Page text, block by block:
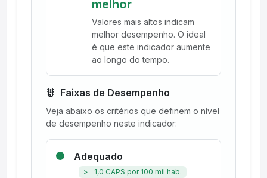
melhor
Valores mais altos indicam
melhor desempenho. O ideal
é que este indicador aumente
ao longo do tempo.
Faixas de Desempenho
Veja abaixo os critérios que definem o nível
de desempenho neste indicador:
Adequado
>= 1,0 CAPS por 100 mil hab.